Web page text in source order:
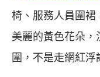
椅、服務人員圍裙
美麗的黃色花朵
圍，不是走網紅浮